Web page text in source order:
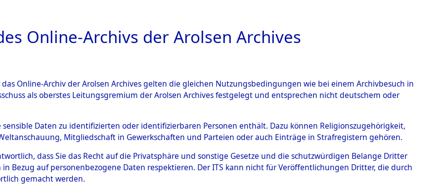
ARCHIVALE ÜBERSICHT BILD
→Stadtkreis Bonn→0049 (101102990)
0049 (101102990)
Online-Archivs der Arolsen Archives
Online-Archiv der Arolsen Archives gelten die gleichen Nutzungsbedingungen wie bei einem Archivbesuch in
als oberstes Leitungsgremium der Arolsen Archives festgelegt und entsprechen nicht deutschem oder
sensible Daten zu identifizierten oder identifizierbaren Personen enthält. Dazu können Religionszugehörigkeit,
Mitgliedschaft in Gewerkschaften und Parteien oder auch Einträge in Strafregistern gehören.
dass Sie das Recht auf die Privatsphäre und sonstige Gesetze und die schutzwürdigen Belange Dritter
Bezug auf personenbezogene Daten respektieren. Der ITS kann nicht für Veröffentlichungen Dritter, die durch
gemacht werden.